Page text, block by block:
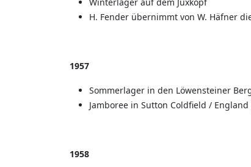
H. Fender übernimmt von W. Häfner
1957
Sommerlager in den Löwensteiner
Jamboree in Sutton Coldfield /
1958